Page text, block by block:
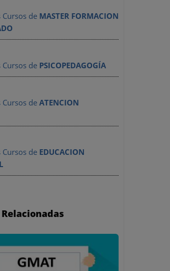
de MASTER FORMACION
de PSICOPEDAGOGÍA
deATENCION
de EDUCACION